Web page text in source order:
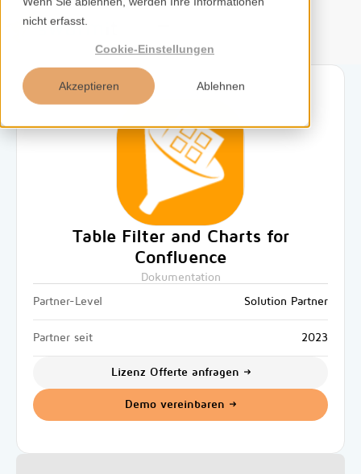
nicht erfasst.
Cookie-Einstellungen
Akzeptieren Ablehnen
Kompetenzen
Über uns
Table Filter and Charts for
Confluence
Dokumentation
Partner-Level
Solution Partner
Partner seit 2023
Lizenz Offerte anfragen
Demo vereinbaren